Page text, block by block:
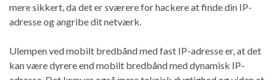
mere sikkert, da det er sværere for hackere at finde din IP-
adresse og angribe dit netværk.
Ulempen ved mobilt bredbånd med fast IP-adresse er, at det
kan være dyrere end mobilt bredbånd med dynamisk IP-